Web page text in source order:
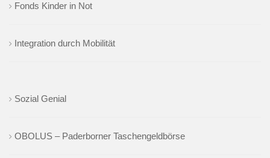
Fonds Kinder in Not
Integration durch Mobilität
Sozial Genial
OBOLUS – Paderborner Taschengeldbörse